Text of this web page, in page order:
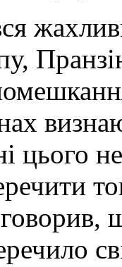
цього